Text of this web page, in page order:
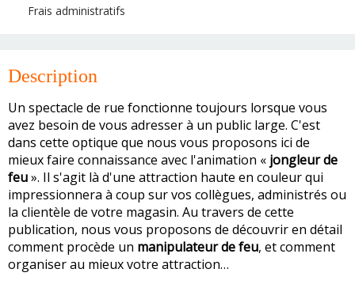
Frais administratifs
Description
Un spectacle de rue fonctionne toujours lorsque vous
avez besoin de vous adresser à un public large. C'est
dans cette optique que nous vous proposons ici de
mieux faire connaissance avec l'animation « jongleur de
feu». Il s'agit là d'une attraction haute en couleur qui
impressionnera à coup sur vos collègues, administrés ou
la clientèle de votre magasin. Au travers de cette
publication, nous vous proposons de découvrir en détail
comment procède un manipulateur de feu, et comment
organiser au mieux votre attraction…